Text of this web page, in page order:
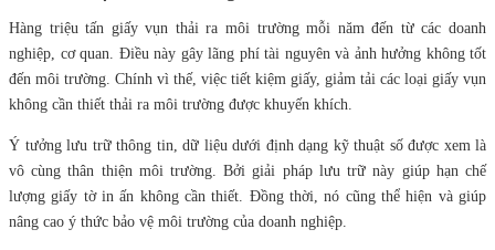
Hàng triệu tấn giấy vụn thải ra môi trường mỗi năm đến từ các doanh
nghiệp, cơ quan. Điều này gây lãng phí tài nguyên và ảnh hưởng không tốt
đến môi trường. Chính vì thế, việc tiết kiệm giấy, giảm tải các loại giấy vụn
không cần thiết thải ra môi trường được khuyến khích.
Ý tưởng lưu trữ thông tin, dữ liệu dưới định dạng kỹ thuật số được xem là
vô cùng thân thiện môi trường. Bởi giải pháp lưu trữ này giúp hạn chế
lượng giấy tờ in ấn không cần thiết. Đồng thời, nó cũng thể hiện và giúp
nâng cao ý thức bảo vệ môi trường của doanh nghiệp.